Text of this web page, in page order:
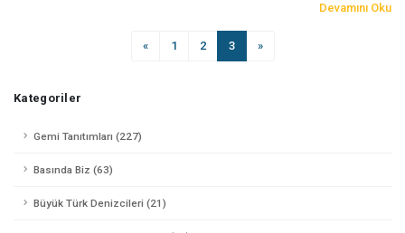
Devamını Oku
« 1 2 3 »
Kategoriler
Gemi Tanıtımları (227)
Basında Biz (63)
Büyük Türk Denizcileri (21)